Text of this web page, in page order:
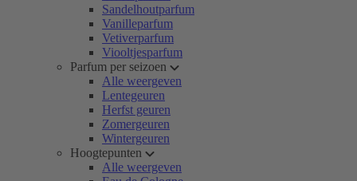
Sandelhoutparfum
Vanilleparfum
Vetiverparfum
Viooltjesparfum
Parfum per seizoen
Alle weergeven
Lentegeuren
Herfst geuren
Zomergeuren
Wintergeuren
Hoogtepunten
Alle weergeven